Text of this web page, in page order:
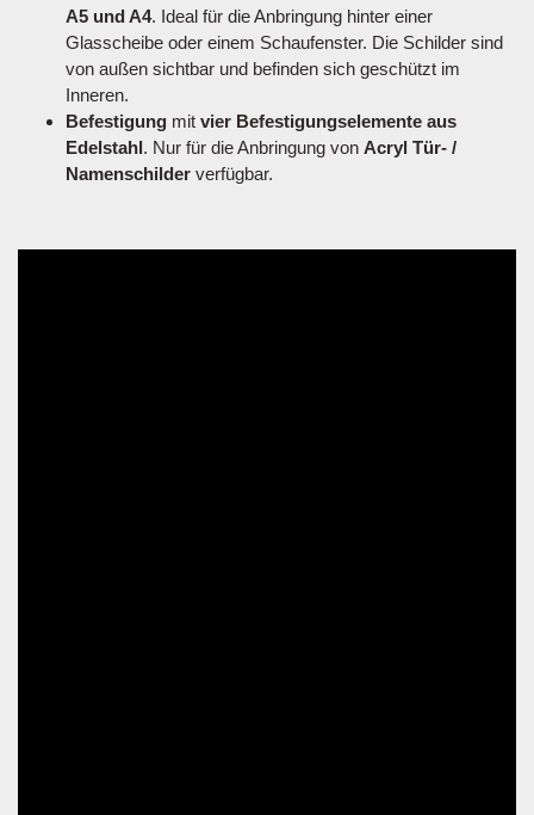
A5 und A4. Ideal für die Anbringung hinter einer
Glasscheibe oder einem Schaufenster. Die Schilder sind
von außen sichtbar und befinden sich geschützt im
Inneren.
Befestigung mit vier Befestigungselemente aus
Edelstahl. Nur für die Anbringung von Acryl Tür- /
Namenschilder verfügbar.